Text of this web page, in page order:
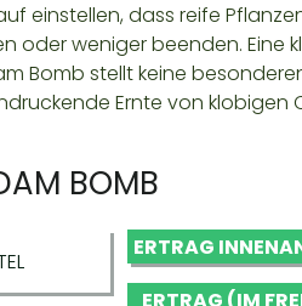
einstellen, dass reife
oder weniger beenden. Eine
Bomb stellt keine
Ernte von klobigen
BOMB
ERTRAG